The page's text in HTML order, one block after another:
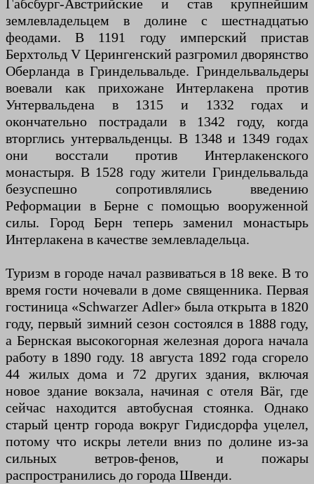
Габсбург-Австрийские и став крупнейшим
землевладельцем в долине с шестнадцатью
феодами. В 1191 году имперский пристав
Берхтольд V Церингенский разгромил дворянство
Оберланда в Гриндельвальде. Гриндельвальдеры
воевали как прихожане Интерлакена против
Унтервальдена в 1315 и 1332 годах и
окончательно пострадали в 1342 году, когда
вторглись унтервальденцы. В 1348 и 1349 годах
они восстали против Интерлакенского
монастыря. В 1528 году жители Гриндельвальда
безуспешно сопротивлялись введению
Реформации в Берне с помощью вооруженной
силы. Город Берн теперь заменил монастырь
Интерлакена в качестве землевладельца.
Туризм в городе начал развиваться в 18 веке. В то
время гости ночевали в доме священника. Первая
гостиница «Schwarzer Adler» была открыта в 1820
году, первый зимний сезон состоялся в 1888 году,
а Бернская высокогорная железная дорога начала
работу в 1890 году. 18 августа 1892 года сгорело
44 жилых дома и 72 других здания, включая
новое здание вокзала, начиная с отеля Bär, где
сейчас находится автобусная стоянка. Однако
старый центр города вокруг Гидисдорфа уцелел,
потому что искры летели вниз по долине из-за
сильных ветров-фенов, и пожары
распространились до города Швенди.